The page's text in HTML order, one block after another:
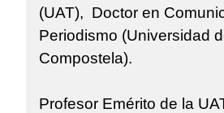
(UAT), Doctor en
Periodismo (Universidad
Compostela).
Profesor Emérito de la